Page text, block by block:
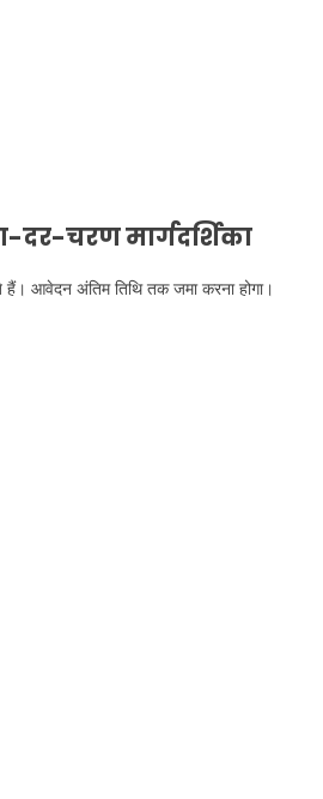
चरण मार्गदर्शिका
आवेदन अंतिम तिथि तक जमा करना होगा।